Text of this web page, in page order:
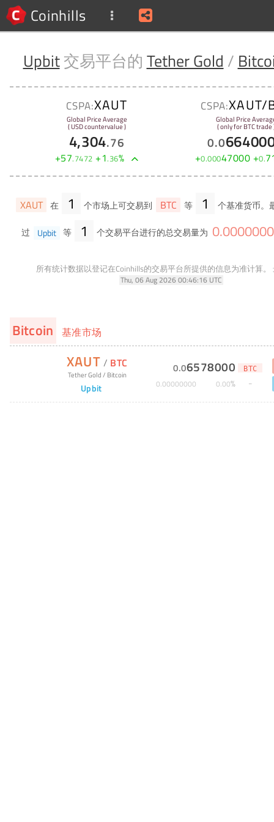
Coinhills
Upbit交易平台的 Tether Gold /
CSPA:XAUT
Global Price Average
( USD countervalue )
4,304.76
+57.7472 +1.36%
CSPA:XAUT/
Global Price
( only for BTC trade
0.0
+0.00047000 +0.
XAUT 在 1 个市场上可交易到 BTC 等 1 个基准货币。
过 Upbit 等 1 个交易平台进行的总交易量为 0.
所有统计数据以登记在Coinhills的交易平台所提供的信息为准计算。
Thu, 06 Aug 2026 00:46:16 UTC
Bitcoin 基准市场
XAUT / BTC
Tether Gold/ Bitcoin
Upbit
0.06578000 BTC
0.00000000 0.00%